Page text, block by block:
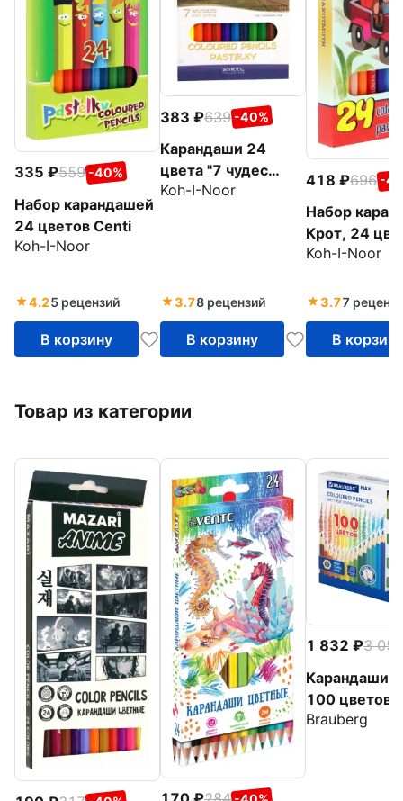
335 559 -40%
Набор карандашей
24 цветов Centi
Koh-I-Noor
4.25 рецензий
В корзину
383 639 -40%
Карандаши 24
цвета "7 чудес
света" (3654)
Koh-I-Noor
3.78 рецензий
В корзину
418 696 -
Набор
Крот, 24
Koh-I-Noor
3.77
В корзину
Товар из категории
1 832
3 054
Карандаши
100 цветов
Brauberg